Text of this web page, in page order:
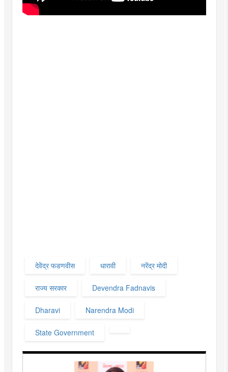
देवेंद्र फडणवीस धारावी नरेंद्र मोदी
राज्य सरकार Devendra Fadnavis
Dharavi Narendra Modi
State Government